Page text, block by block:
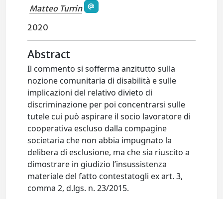
Matteo Turrin
2020
Abstract
Il commento si sofferma anzitutto sulla
nozione comunitaria di disabilità e sulle
implicazioni del relativo divieto di
discriminazione per poi concentrarsi sulle
tutele cui può aspirare il socio lavoratore di
cooperativa escluso dalla compagine
societaria che non abbia impugnato la
delibera di esclusione, ma che sia riuscito a
dimostrare in giudizio l’insussistenza
materiale del fatto contestatogli ex art. 3,
comma 2, d.lgs. n. 23/2015.